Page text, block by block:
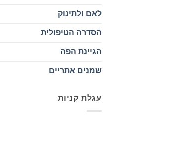
לאם ולתינוק
הסדרה הטיפולית
הגיינת הפה
שמנים אתריים
עגלת קניות